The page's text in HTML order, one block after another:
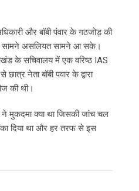
और बॉबी पंवार के गठजोड़ की
सामने असलियत सामने आ सके।
के सचिवालय में एक वरिष्ठ IAS
नेता बॉबी पवार के द्वारा
की थी।
मुकदमा क्या था जिसकी जांच चल
दिया था और हर तरफ से इस